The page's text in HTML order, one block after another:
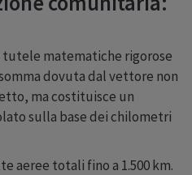
matematiche rigorose
dovuta dal vettore non
ma costituisce un
sulla base dei chilometri
aeree totali fino a 1.500 km.